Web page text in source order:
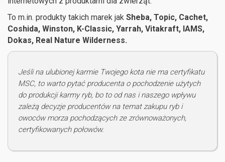
To m.in. produkty takich marek jak Sheba, Topic, Cachet,
Coshida, Winston, K-Classic, Yarrah, Vitakraft, IAMS,
Dokas, Real Nature Wilderness.
Jeśli na ulubionej karmie Twojego kota nie ma certyfikatu
MSC, to warto pytać producenta o pochodzenie użytych
do produkcji karmy ryb, bo to od nas i naszego wpływu
zależą decyzje producentów na temat zakupu ryb i
owoców morza pochodzących ze zrównoważonych,
certyfikowanych połowów.